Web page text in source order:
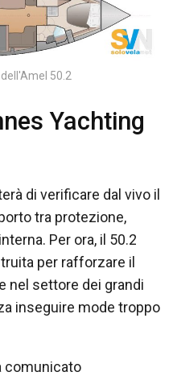
50.2
Yachting
di verificare dal vivo il
tra protezione,
Per ora, il 50.2
per rafforzare il
nel settore dei grandi
inseguire mode troppo
comunicato